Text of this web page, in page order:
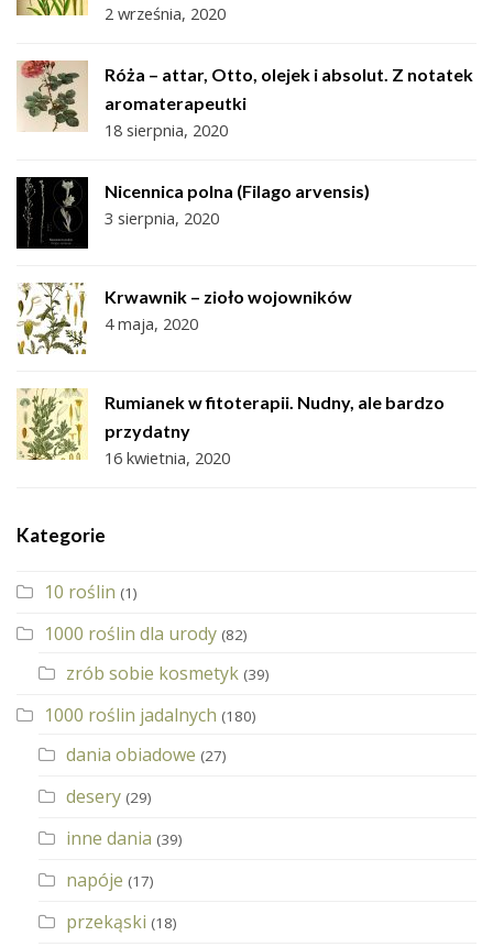
2 września, 2020
Róża – attar, Otto, olejek i absolut. Z notatek
aromaterapeutki
18 sierpnia, 2020
Nicennica polna (Filago arvensis)
3 sierpnia, 2020
Krwawnik – zioło wojowników
4 maja, 2020
Rumianek w fitoterapii. Nudny, ale bardzo
przydatny
16 kwietnia, 2020
Kategorie
10 roślin (1)
1000 roślin dla urody (82)
zrób sobie kosmetyk (39)
1000 roślin jadalnych (180)
dania obiadowe (27)
desery (29)
inne dania (39)
napóje (17)
przekąski (18)